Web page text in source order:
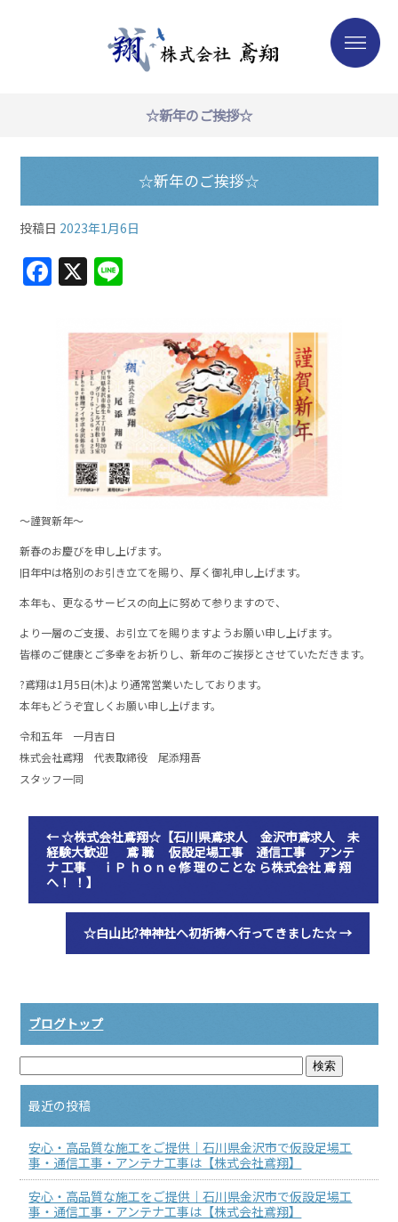
☆新年のご挨拶☆
☆新年のご挨拶☆
投稿日 2023年1月6日
F
a
b
X
e
〜謹賀新年〜
新春のお慶びを申し上げます。
旧年中は格別のお引き立てを賜り、厚く御礼申し上げます。
本年も、更なるサービスの向上に努めて参りますので、
より一層のご支援、お引立てを賜りますようお願い申し上げます。
皆様のご健康とご多幸をお祈りし、新年のご挨拶とさせていただきます。
?鳶翔は1月5日(木)より通常営業いたしております。
本年もどうぞ宜しくお願い申し上げます。
令和五年 一月吉日
株式会社鳶翔 代表取締役 尾添翔吾
スタッフ一同
←☆株式会社鳶翔☆【石川県鳶求人 金沢市鳶求人 未
経験大歓迎 鳶 職 仮設足場工事 通信工事 アンテ
ナ 工事 ｉＰ ｈｏｎｅ修 理のことな ら株式会社 鳶 翔
へ！ ！】
☆白山比?神神社へ初祈祷へ行ってきました☆→
ブログトップ
最近の投稿
安心・高品質な施工をご提供｜石川県金沢市で仮設足場工
事・通信工事・アンテナ工事は【株式会社鳶翔】
安心・高品質な施工をご提供｜石川県金沢市で仮設足場工
事・通信工事・アンテナ工事は【株式会社鳶翔】